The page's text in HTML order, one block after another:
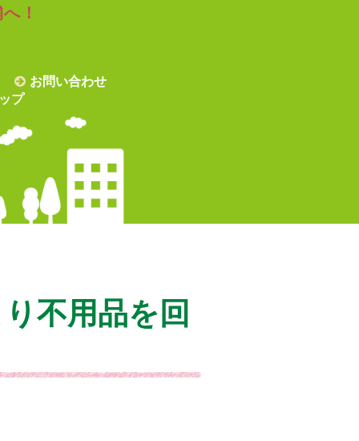
！
お問い合わせ
プ
不用品を回